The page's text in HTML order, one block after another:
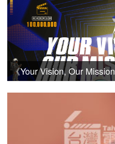
《Your Vision, Our
件活動